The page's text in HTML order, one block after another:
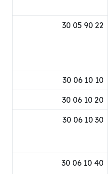
22 90 05 30
10 10 06 30
20 10 06 30
30 10 06 30
40 10 06 30